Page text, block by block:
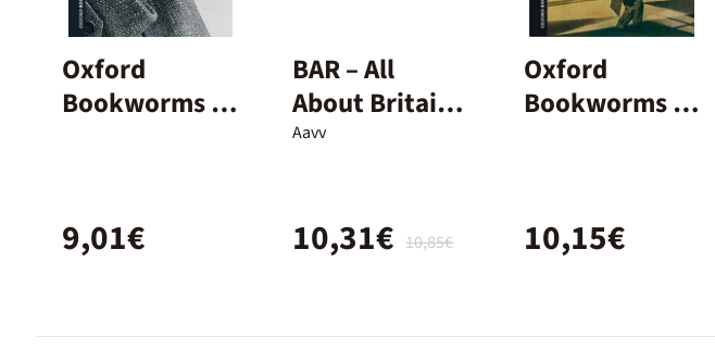
Oxford
Bookworms 2.
Pack
9,01€
BAR – All
About Britain
Today – 1º ESO
Aavv
10,85€
10,31€
Oxford
Bookworms 4.
10,15€